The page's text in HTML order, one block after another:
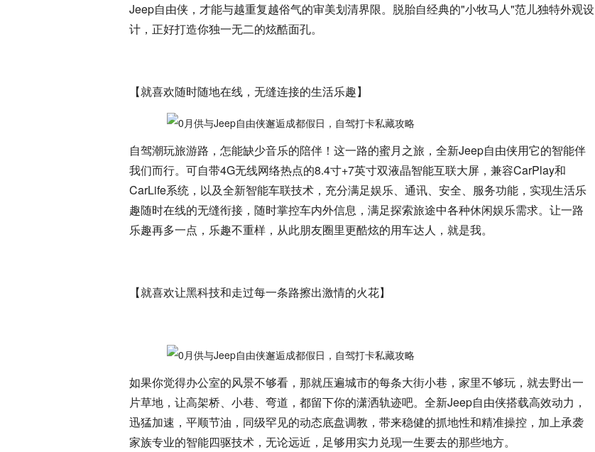
Jeep自由侠，才能与越重复越俗气的审美划清界限。脱胎自经典的"小牧马人"范儿独特外观设
计，正好打造你独一无二的炫酷面孔。
【就喜欢随时随地在线，无缝连接的生活乐趣】
自驾潮玩旅游路，怎能缺少音乐的陪伴！这一路的蜜月之旅，全新Jeep自由侠用它的智能伴
我们而行。可自带4G无线网络热点的8.4寸+7英寸双液晶智能互联大屏，兼容CarPlay和
CarLife系统，以及全新智能车联技术，充分满足娱乐、通讯、安全、服务功能，实现生活乐
趣随时在线的无缝衔接，随时掌控车内外信息，满足探索旅途中各种休闲娱乐需求。让一路
乐趣再多一点，乐趣不重样，从此朋友圈里更酷炫的用车达人，就是我。
【就喜欢让黑科技和走过每一条路擦出激情的火花】
如果你觉得办公室的风景不够看，那就压遍城市的每条大街小巷，家里不够玩，就去野出一
片草地，让高架桥、小巷、弯道，都留下你的潇洒轨迹吧。全新Jeep自由侠搭载高效动力，
迅猛加速，平顺节油，同级罕见的动态底盘调教，带来稳健的抓地性和精准操控，加上承袭
家族专业的智能四驱技术，无论远近，足够用实力兑现一生要去的那些地方。